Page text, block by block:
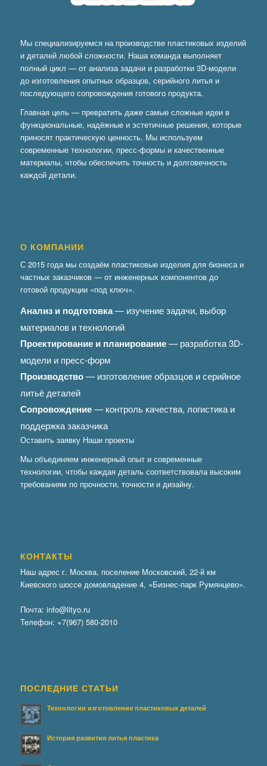
Мы специализируемся на производстве пластиковых изделий
и деталей любой сложности. Наша команда выполняет
полный цикл — от анализа задачи и разработки 3D-модели
до изготовления опытных образцов, серийного литья и
последующего сопровождения готового продукта.
Главная цель — превратить даже самые сложные идеи в
функциональные, надёжные и эстетичные решения, которые
приносят практическую ценность. Мы используем
современные технологии, пресс-формы и качественные
материалы, чтобы обеспечить точность и долговечность
каждой детали.
О КОМПАНИИ
С 2015 года мы создаём пластиковые изделия для бизнеса и
частных заказчиков — от инженерных компонентов до
готовой продукции «под ключ».
Анализ и подготовка— изучение задачи, выбор
материалов и технологий
Проектирование и планирование— разработка 3D-
модели и пресс-форм
Производство— изготовление образцов и серийное
литьё деталей
Сопровождение— контроль качества, логистика и
поддержка заказчика
Оставить заявку Наши проекты
Мы объединяем инженерный опыт и современные
технологии, чтобы каждая деталь соответствовала высоким
требованиям по прочности, точности и дизайну.
КОНТАКТЫ
Наш адрес г. Москва, поселение Московский, 22-й км
Киевского шоссе домовладение 4, «Бизнес-парк Румянцево».
Почта: info@lityo.ru
Телефон: +7(967) 580-2010
ПОСЛЕДНИЕ СТАТЬИ
Технологии изготовления пластиковых деталей
История развития литья пластика